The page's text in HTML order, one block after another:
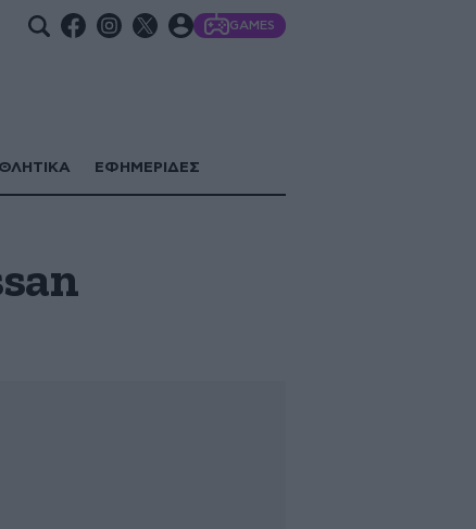
GAMES
ΕΦΗΜΕΡΙΔΕΣ